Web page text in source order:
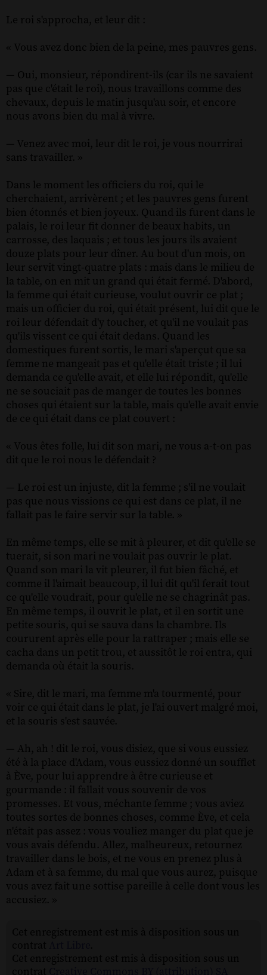
Le roi s'approcha, et leur dit :
« Vous avez donc bien de la peine, mes pauvres gens.
— Oui, monsieur, répondirent-ils (car ils ne savaient
pas que c'était le roi), nous travaillons comme des
chevaux, depuis le matin jusqu'au soir, et encore
nous avons bien du mal à vivre.
— Venez avec moi, leur dit le roi, je vous nourrirai
sans travailler. »
Dans le moment les officiers du roi, qui le
cherchaient, arrivèrent ; et les pauvres gens furent
bien étonnés et bien joyeux. Quand ils furent dans le
palais, le roi leur fit donner de beaux habits, un
carrosse, des laquais ; et tous les jours ils avaient
douze plats pour leur dîner. Au bout d'un mois, on
leur servit vingt-quatre plats : mais dans le milieu de
la table, on en mit un grand qui était fermé. D'abord,
la femme qui était curieuse, voulut ouvrir ce plat ;
mais un officier du roi, qui était présent, lui dit que le
roi leur défendait d'y toucher, et qu'il ne voulait pas
qu'ils vissent ce qui était dedans. Quand les
domestiques furent sortis, le mari s'aperçut que sa
femme ne mangeait pas et qu'elle était triste ; il lui
demanda ce qu'elle avait, et elle lui répondit, qu'elle
ne se souciait pas de manger de toutes les bonnes
choses qui étaient sur la table, mais qu'elle avait envie
de ce qui était dans ce plat couvert :
« Vous êtes folle, lui dit son mari, ne vous a-t-on pas
dit que le roi nous le défendait ?
— Le roi est un injuste, dit la femme ; s'il ne voulait
pas que nous vissions ce qui est dans ce plat, il ne
fallait pas le faire servir sur la table. »
En même temps, elle se mit à pleurer, et dit qu'elle se
tuerait, si son mari ne voulait pas ouvrir le plat.
Quand son mari la vit pleurer, il fut bien fâché, et
comme il l'aimait beaucoup, il lui dit qu'il ferait tout
ce qu'elle voudrait, pour qu'elle ne se chagrinât pas.
En même temps, il ouvrit le plat, et il en sortit une
petite souris, qui se sauva dans la chambre. Ils
coururent après elle pour la rattraper ; mais elle se
cacha dans un petit trou, et aussitôt le roi entra, qui
demanda où était la souris.
« Sire, dit le mari, ma femme m'a tourmenté, pour
voir ce qui était dans le plat, je l'ai ouvert malgré moi,
et la souris s'est sauvée.
— Ah, ah ! dit le roi, vous disiez, que si vous eussiez
été à la place d'Adam, vous eussiez donné un soufflet
à Ève, pour lui apprendre à être curieuse et
gourmande : il fallait vous souvenir de vos
promesses. Et vous, méchante femme ; vous aviez
toutes sortes de bonnes choses, comme Ève, et cela
n'était pas assez : vous vouliez manger du plat que je
vous avais défendu. Allez, malheureux, retournez
travailler dans le bois, et ne vous en prenez plus à
Adam et à sa femme, du mal que vous aurez, puisque
vous avez fait une sottise pareille à celle dont vous les
accusiez. »